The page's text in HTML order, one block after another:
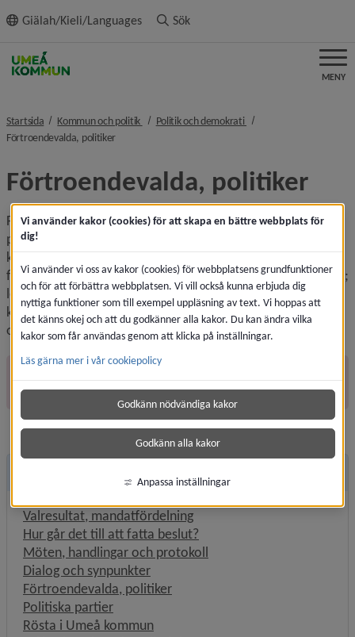
innehållet
Giälah/Kieli/Languages Sök
MENY
Startsida Kommun och politik nivå i brödsmulenavigeringen
Politik och demokrati nivå i
Förtroendevalda, politikernivå i brödsmulenavigeringen
Förtroendevalda, politiker
Förtroendevalda är personer som engagerar sig i politiska
partier och kommunpolitiken och har valts som politiker av
kommunens invånare. I kommunens register över
förtroendevalda finns kontaktuppgifter till förtroende­valda;
ledamöter och ersättare i kommunfullmäktige,
kommunstyrelsen, nämnder och utskott, och information
om respektive uppdrag.
Öppna register över förtroendevalda
Valresultat, mandatfördelning
Hur går det till att fatta beslut?
Möten, handlingar och protokoll
Dialog och synpunkter
Förtroendevalda, politiker
Politiska partier
Rösta i Umeå kommun
Vi använder kakor (cookies) för att skapa en bättre webbplats för
dig!
Vi använder vi oss av kakor (cookies) för webbplatsens grundfunktioner
och för att förbättra webbplatsen. Vi vill också kunna erbjuda dig
nyttiga funktioner som till exempel uppläsning av text. Vi hoppas att
det känns okej och att du godkänner alla kakor. Du kan ändra vilka
kakor som får användas genom att klicka på inställningar.
Läs gärna mer i vår cookiepolicy
Godkänn nödvändiga kakor
Godkänn alla kakor
Anpassa inställningar